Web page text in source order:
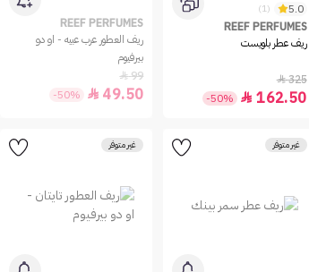
5.0
(1)
REEF PERFUMES
ريف عطر بلويست
325

162.50

-50%
REEF PERFUMES
ريف العطور عرب عبيه - او دو
بيرفيوم
99

49.50

-50%
غير متوفر غير متوفر